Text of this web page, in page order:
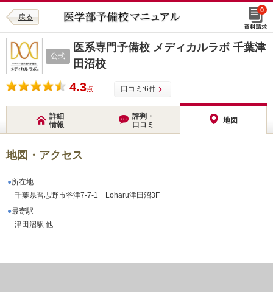
戻る
0
公式
医系専門予備校 メディカルラボ 千葉津
田沼校
4.3点 口コミ:6件
詳細
情報
評判・
口コミ
地図
地図・アクセス
所在地
千葉県習志野市谷津7-7-1 Loharu津田沼3F
最寄駅
津田沼駅 他